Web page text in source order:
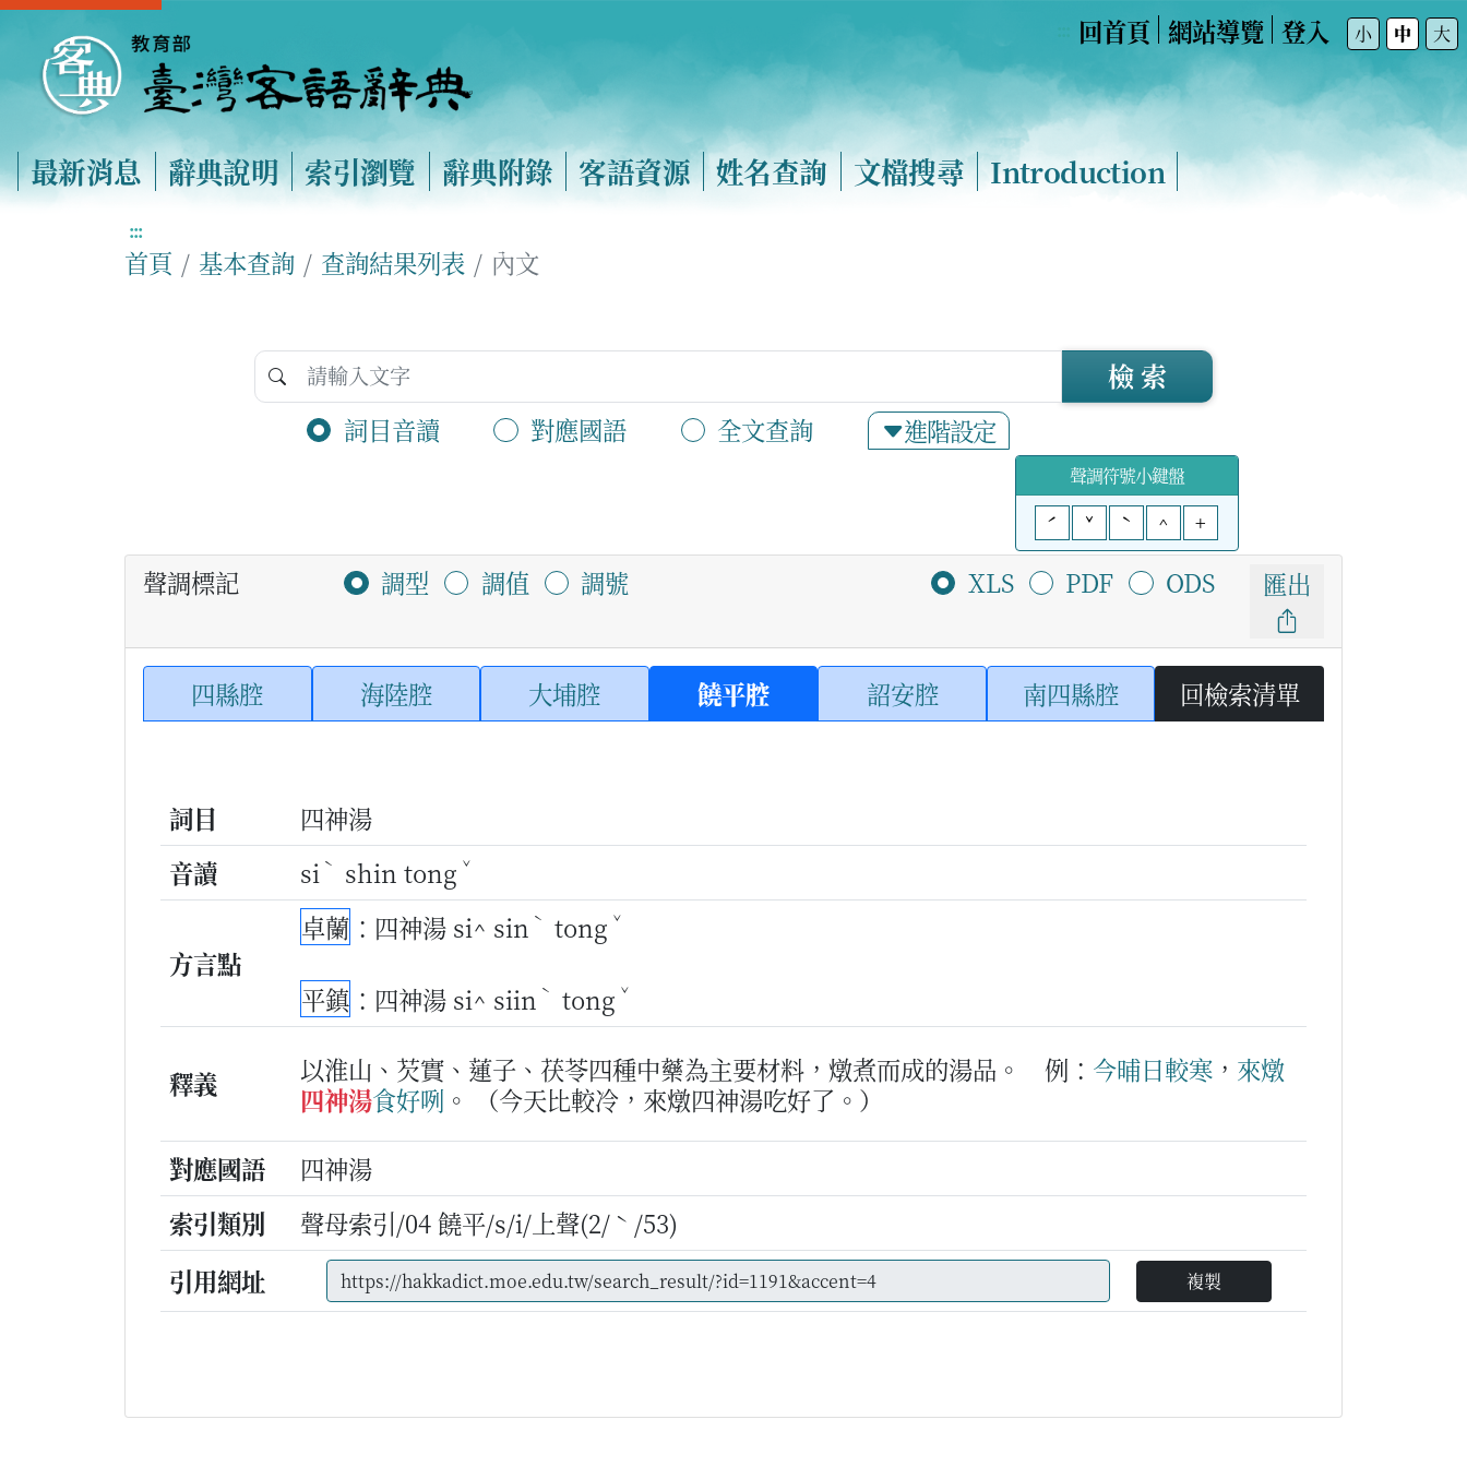
回首頁 網站導覽 登入 小 中 大
最新消息 辭典說明 索引瀏覽 辭典附錄 客語資源 姓名查詢 文檔搜尋 Introduction
:::
首頁 基本查詢 查詢結果列表 內文
詞目音讀 對應國語 全文查詢 進階設定
檢 索
聲調符號小鍵盤
ˊ
ˇ ˋ ^ +
聲調標記 調型 調值 調號 XLS PDF ODS 匯出
四縣腔 海陸腔 大埔腔 饒平腔 詔安腔 南四縣腔 回檢索清單
詞目
四神湯
音讀
si ˋ shin tong ˇ
方言點
卓蘭 ：四神湯 si^ sin ˋ tong ˇ
平鎮 ：四神湯 si^ siin ˋ tong ˇ
釋義 以淮山、芡實、蓮子、茯苓四種中藥為主要材料，燉煮而成的湯品。 例： 今晡日較寒 ， 來燉
四神湯食好咧 。
（今天比較冷，來燉四神湯吃好了。）
對應國語
四神湯
索引類別
聲母索引/04 饒平/s/i/上聲(2/ˋ/53)
引用網址
複製